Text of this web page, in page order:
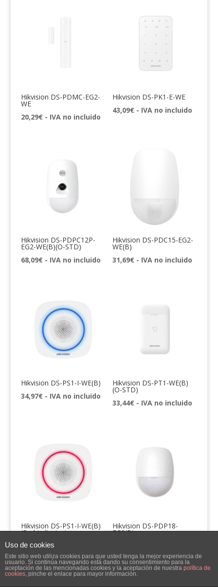
Hikvision DS-PDMC-EG2-
WE
20,29€ - IVA no incluido
Hikvision DS-PK1-E-WE
43,09€ - IVA no incluido
Hikvision DS-PDPC12P-
EG2-WE(B)(O-STD)
68,09€ - IVA no incluido
Hikvision DS-PDC15-EG2-
WE(B)
31,69€ - IVA no incluido
Hikvision DS-PS1-I-WE(B)
34,97€ - IVA no incluido
Hikvision DS-PT1-WE(B)
(O-STD)
33,44€ - IVA no incluido
Hikvision DS-PS1-I-WE(B)
(Red Indicator)
34,97€ - IVA no incluido
Hikvision DS-PDP18-
EG2(B)
Uso de cookies
Este sitio web utiliza cookies para que usted tenga la mejor experiencia de
usuario. Si continúa navegando está dando su consentimiento para la
aceptación de las mencionadas cookies y la aceptación de nuestra política de
cookies, pinche el enlace para mayor información.